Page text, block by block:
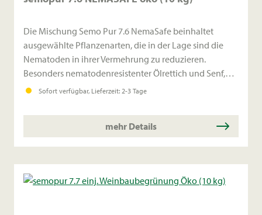
Die Mischung Semo Pur 7.6 NemaSafe beinhaltet
ausgewählte Pflanzenarten, die in der Lage sind die
Nematoden in ihrer Vermehrung zu reduzieren.
Besonders nematodenresistenter Ölrettich und Senf,
Rauhafer, Bitterlupine und Ringelblume sind hierfür
Sofort verfügbar, Lieferzeit: 2-3 Tage
mehr Details